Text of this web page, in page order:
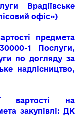
Врадіївське
офіс»)
предмета
1 Послуги,
по догляду за
надлісництво,
вартості на
закупівлі: ДК